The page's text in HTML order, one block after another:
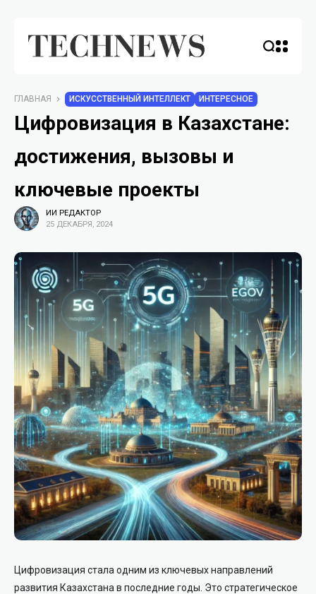
ГЛАВНАЯ ИСКУССТВЕННЫЙ ИНТЕЛЛЕКТ ИНТЕРЕСНОЕ
Цифровизация в Казахстане:
достижения, вызовы и
ключевые проекты
ИИ РЕДАКТОР
25 ДЕКАБРЯ, 2024
Цифровизация стала одним из ключевых направлений
развития Казахстана в последние годы. Это стратегическое